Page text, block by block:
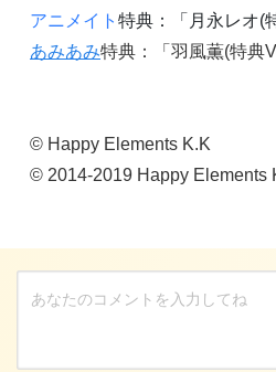
アニメイト 特典：「月永レオ(
あみあみ特典：「羽風薫(特典
© Happy Elements K.K
© 2014-2019 Happy Elements